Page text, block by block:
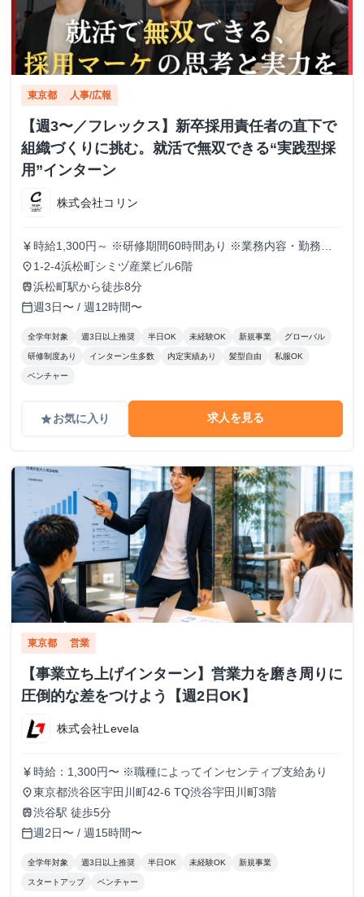
東京都 人事/広報
【週3〜／フレックス】新卒採用責任者の直下で
組織づくりに挑む。就活で無双できる“実践型採
用”インターン
株式会社コリン
currency_yen 時給1,300円～ ※研修期間60時間あり ※業務内容・勤務状
況により決定
place 1-2-4浜松町シミヅ産業ビル6階
train浜松町駅から徒歩8分
calendar_today週3日〜 / 週12時間〜
全学年対象 週3日以上推奨 半日OK 未経験OK 新規事業 グローバル
研修制度あり インターン生多数 内定実績あり 髪型自由 私服OK
ベンチャー
gradeお気に入り 求人を見る
東京都 営業
【事業立ち上げインターン】営業力を磨き周りに
圧倒的な差をつけよう【週2日OK】
株式会社Levela
currency_yen 時給：1,300円〜 ※職種によってインセンティブ支給あり
place東京都渋谷区宇田川町42-6 TQ渋谷宇田川町3階
train渋谷駅 徒歩5分
calendar_today週2日〜 / 週15時間〜
全学年対象 週3日以上推奨 半日OK 未経験OK 新規事業
スタートアップ ベンチャー